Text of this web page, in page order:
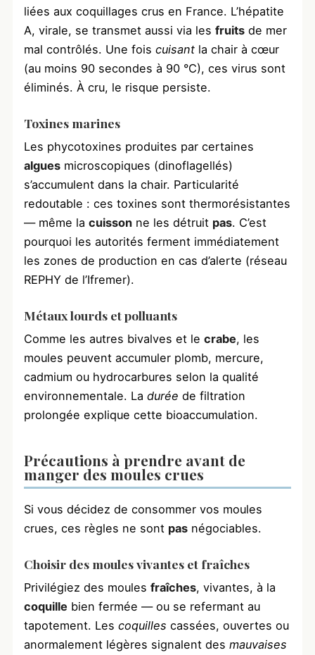
liées aux coquillages crus en France. L’hépatite
A, virale, se transmet aussi via les fruits de mer
mal contrôlés. Une fois cuisant la chair à cœur
(au moins 90 secondes à 90 °C), ces virus sont
éliminés. À cru, le risque persiste.
Toxines marines
Les phycotoxines produites par certaines
algues microscopiques (dinoflagellés)
s’accumulent dans la chair. Particularité
redoutable : ces toxines sont thermorésistantes
— même la cuisson ne les détruit pas. C’est
pourquoi les autorités ferment immédiatement
les zones de production en cas d’alerte (réseau
REPHY de l’Ifremer).
Métaux lourds et polluants
Comme les autres bivalves et le crabe, les
moules peuvent accumuler plomb, mercure,
cadmium ou hydrocarbures selon la qualité
environnementale. La durée de filtration
prolongée explique cette bioaccumulation.
Précautions à prendre avant de
manger des moules crues
Si vous décidez de consommer vos moules
crues, ces règles ne sont pas négociables.
Choisir des moules vivantes et fraîches
Privilégiez des moules fraîches, vivantes, à la
coquille bien fermée — ou se refermant au
tapotement. Les coquilles cassées, ouvertes ou
anormalement légères signalent des mauvaises